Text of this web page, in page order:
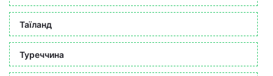
Таїланд
Туреччина